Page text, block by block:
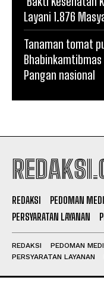
Layani 1.876
Tanaman tomat
Pangan nasional
REDAKSI PEDOMAN
PERSYARATAN LAYANAN
REDAKSI PEDOMAN
PERSYARATAN LAYANAN